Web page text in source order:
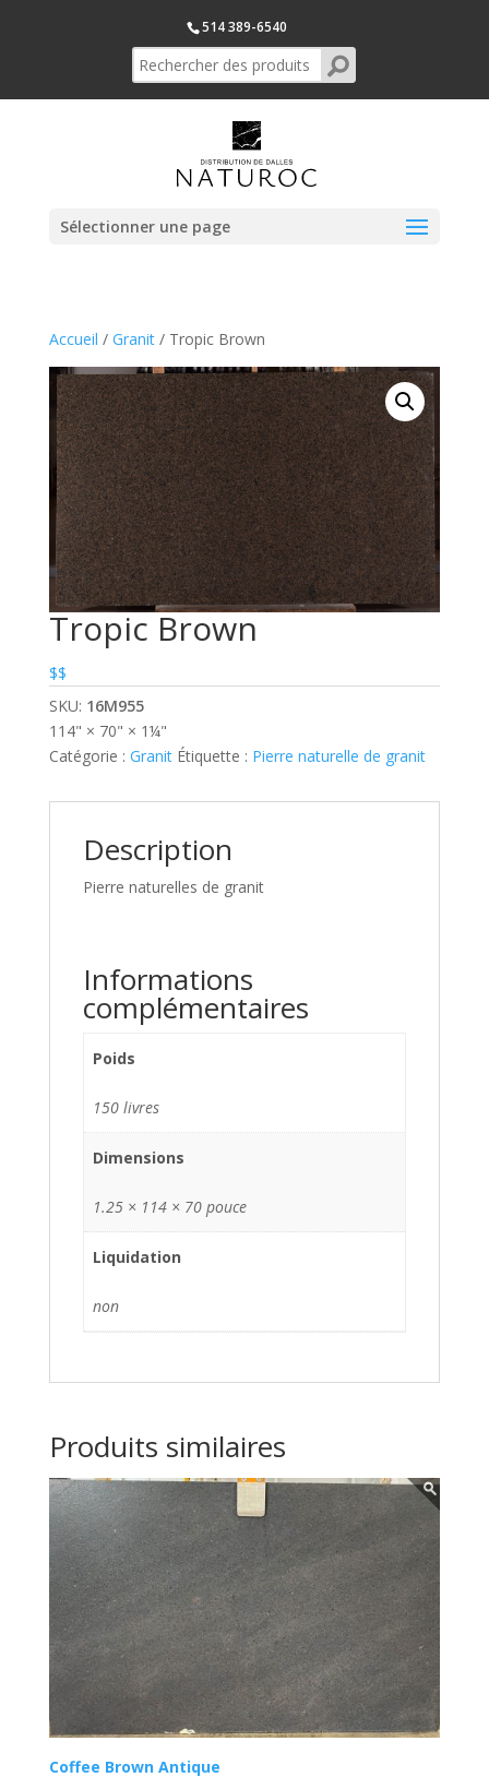
514 389-6540
Sélectionner une page
Accueil / Granit/ Tropic Brown
Tropic Brown
$$
SKU: 16M955
114" × 70" × 1¼"
Catégorie : Granit Étiquette : Pierre naturelle de granit
Description
Pierre naturelles de granit
Informations
complémentaires
Poids
150 livres
Dimensions
1.25 × 114 × 70 pouce
Liquidation
non
Produits similaires
Coffee Brown Antique